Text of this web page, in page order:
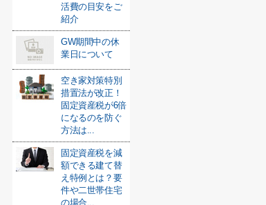
活費の目安をご
紹介
GW期間中の休
業日について
空き家対策特別
措置法が改正！
固定資産税が6倍
になるのを防ぐ
方法は...
固定資産税を減
額できる建て替
え特例とは？要
件や二世帯住宅
の場合...